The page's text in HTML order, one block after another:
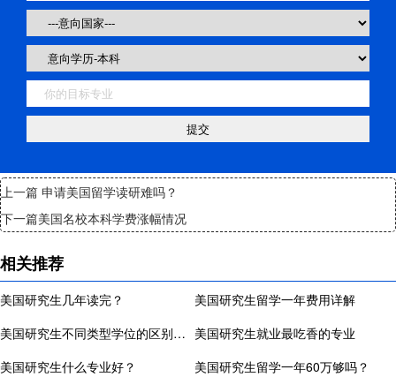
上一篇 申请美国留学读研难吗？
下一篇美国名校本科学费涨幅情况
相关推荐
美国研究生几年读完？
美国研究生留学一年费用详解
美国研究生不同类型学位的区别有哪些？ 美国研究生就业最吃香的专业
美国研究生什么专业好？
美国研究生留学一年60万够吗？